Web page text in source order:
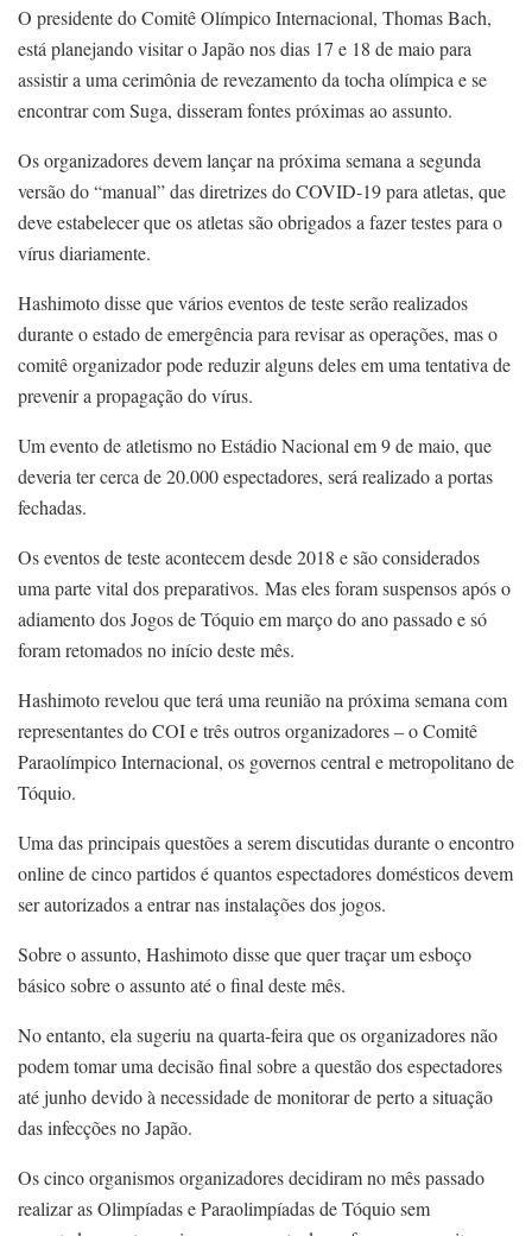
O presidente do Comitê Olímpico Internacional, Thomas Bach,
está planejando visitar o Japão nos dias 17 e 18 de maio para
assistir a uma cerimônia de revezamento da tocha olímpica e se
encontrar com Suga, disseram fontes próximas ao assunto.
Os organizadores devem lançar na próxima semana a segunda
versão do “manual” das diretrizes do COVID-19 para atletas, que
deve estabelecer que os atletas são obrigados a fazer testes para o
vírus diariamente.
Hashimoto disse que vários eventos de teste serão realizados
durante o estado de emergência para revisar as operações, mas o
comitê organizador pode reduzir alguns deles em uma tentativa de
prevenir a propagação do vírus.
Um evento de atletismo no Estádio Nacional em 9 de maio, que
deveria ter cerca de 20.000 espectadores, será realizado a portas
fechadas.
Os eventos de teste acontecem desde 2018 e são considerados
uma parte vital dos preparativos. Mas eles foram suspensos após o
adiamento dos Jogos de Tóquio em março do ano passado e só
foram retomados no início deste mês.
Hashimoto revelou que terá uma reunião na próxima semana com
representantes do COI e três outros organizadores – o Comitê
Paraolímpico Internacional, os governos central e metropolitano de
Tóquio.
Uma das principais questões a serem discutidas durante o encontro
online de cinco partidos é quantos espectadores domésticos devem
ser autorizados a entrar nas instalações dos jogos.
Sobre o assunto, Hashimoto disse que quer traçar um esboço
básico sobre o assunto até o final deste mês.
No entanto, ela sugeriu na quarta-feira que os organizadores não
podem tomar uma decisão final sobre a questão dos espectadores
até junho devido à necessidade de monitorar de perto a situação
das infecções no Japão.
Os cinco organismos organizadores decidiram no mês passado
realizar as Olimpíadas e Paraolimpíadas de Tóquio sem